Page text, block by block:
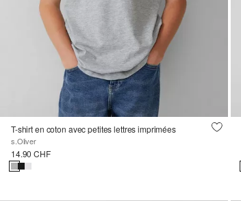
T-shirt en coton avec petites lettres imprimées
s.Oliver
14.90 CHF